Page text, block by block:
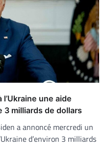
une aide
3 milliards de dollars
a annoncé mercredi un
d’environ 3 milliards